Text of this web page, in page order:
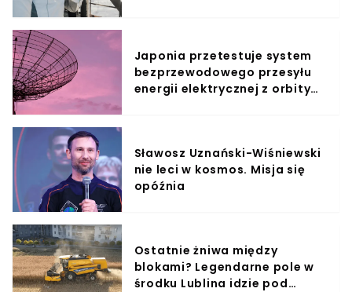
Japonia przetestuje system
bezprzewodowego przesyłu
energii elektrycznej z orbity
Sławosz Uznański-Wiśniewski
nie leci w kosmos. Misja się
opóźnia
Ostatnie żniwa między
blokami? Legendarne pole w
środku Lublina idzie pod